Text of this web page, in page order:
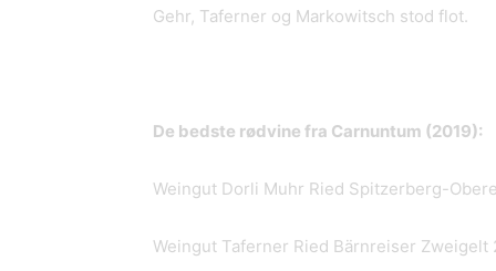
Gehr, Taferner og Markowitsch stod flot.
De bedste rødvine fra Carnuntum (2019):
Weingut Dorli Muhr Ried Spitzerberg-
Weingut Taferner Ried Bärnreiser Zweigelt